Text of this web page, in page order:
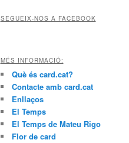
SEGUEIX-NOS A FACEBOOK
MÉS INFORMACIÓ:
Què és card.cat?
Contacte amb card.cat
Enllaços
El Temps
El Temps de Mateu Rigo
Flor de card